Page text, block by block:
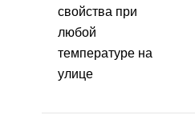
свойства при
любой
температуре на
улице